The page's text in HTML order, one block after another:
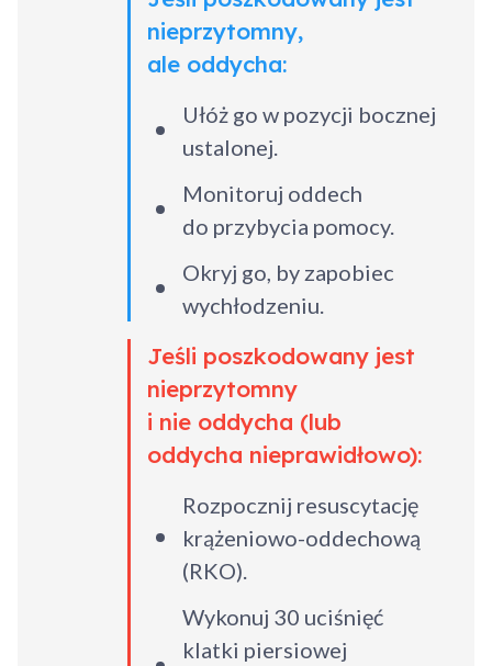
nieprzytomny,
ale oddycha:
Ułóż go w pozycji bocznej
ustalonej.
Monitoruj oddech
do przybycia pomocy.
Okryj go, by zapobiec
wychłodzeniu.
Jeśli poszkodowany jest
nieprzytomny
i nie oddycha (lub
oddycha nieprawidłowo):
Rozpocznij resuscytację
krążeniowo-oddechową
(RKO).
Wykonuj 30 uciśnięć
klatki piersiowej